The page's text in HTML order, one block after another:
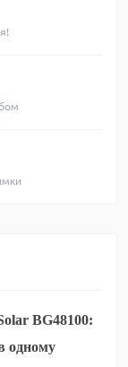
BG48100:
одному